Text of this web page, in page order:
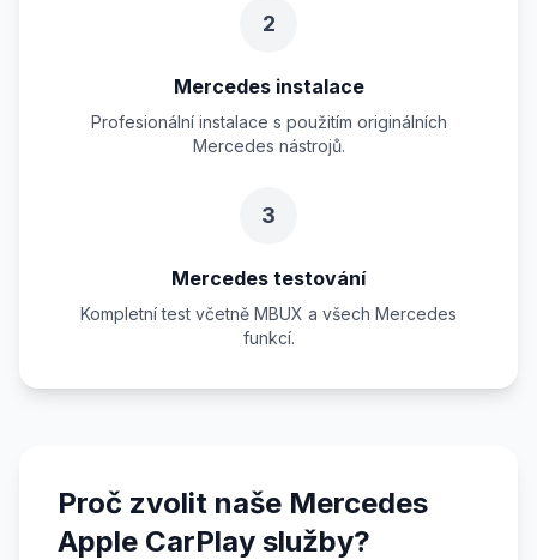
2
Mercedes instalace
Profesionální instalace s použitím originálních
Mercedes nástrojů.
3
Mercedes testování
Kompletní test včetně MBUX a všech Mercedes
funkcí.
Proč zvolit naše Mercedes
Apple CarPlay služby?